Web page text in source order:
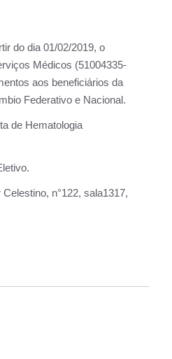
do dia 01/02/2019, o
Médicos (51004335-
aos beneficiários da
Federativo e Nacional.
de Hematologia
Celestino, n°122, sala1317,